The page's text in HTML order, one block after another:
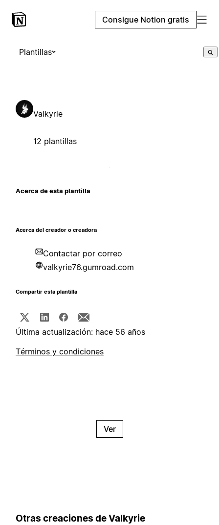
Consigue Notion gratis
Plantillas
Valkyrie
12 plantillas
Acerca de esta plantilla
Acerca del creador o creadora
Contactar por correo
valkyrie76.gumroad.com
Compartir esta plantilla
Última actualización: hace 56 años
Términos y condiciones
Ver
Otras creaciones de Valkyrie